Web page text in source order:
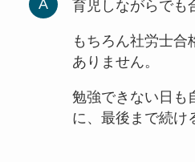
もちろん社労士合
ありません。
勉強できない日も
に、最後まで続け